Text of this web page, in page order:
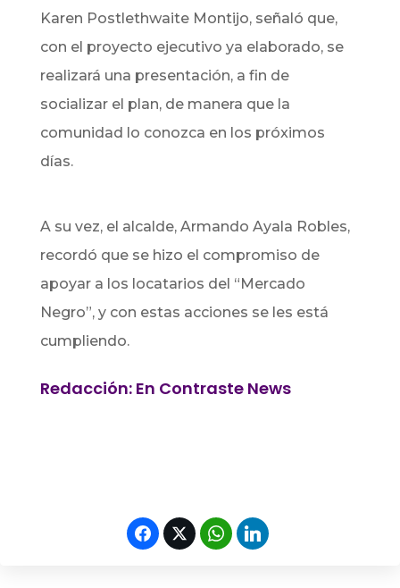
Karen Postlethwaite Montijo, señaló que,
con el proyecto ejecutivo ya elaborado, se
realizará una presentación, a fin de
socializar el plan, de manera que la
comunidad lo conozca en los próximos
días.
A su vez, el alcalde, Armando Ayala Robles,
recordó que se hizo el compromiso de
apoyar a los locatarios del “Mercado
Negro”, y con estas acciones se les está
cumpliendo.
Redacción: En Contraste News